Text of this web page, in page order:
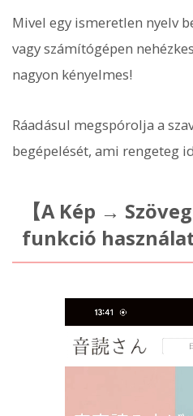
Mivel egy ismeretlen nyelv
vagy számítógépen
nagyon kényelmes!
Ráadásul megspórolja a
begépelését, ami rengeteg
【A Kép →
funkció